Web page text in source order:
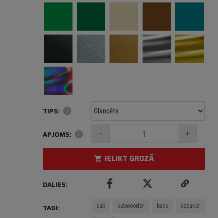
TIPS: info
APJOMS: info - +
shopping_cart IELIKT GROZĀ
DALIES:
TAGI: sub subwooder bass speaker